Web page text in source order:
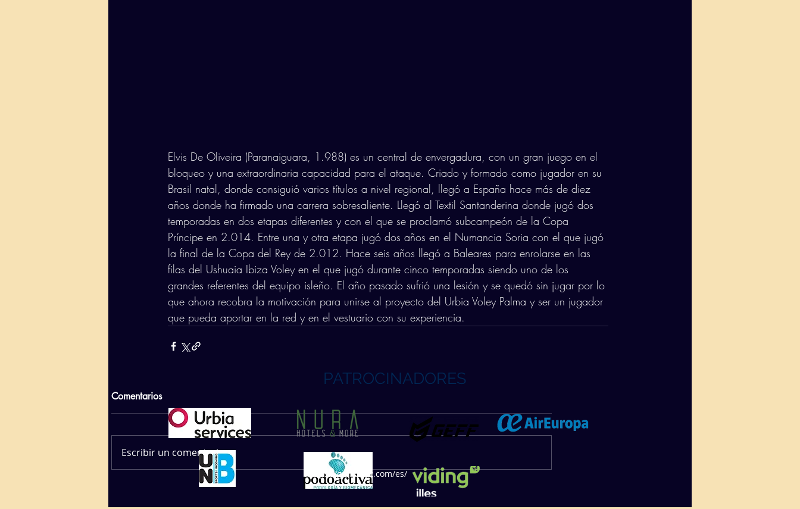
Elvis De Oliveira (Paranaiguara, 1.988) es un central de envergadura, con un gran juego en el
bloqueo y una extraordinaria capacidad para el ataque. Criado y formado como jugador en su
Brasil natal, donde consiguió varios títulos a nivel regional, llegó a España hace más de diez
años donde ha firmado una carrera sobresaliente. Llegó al Textil Santanderina donde jugó dos
temporadas en dos etapas diferentes y con el que se proclamó subcampeón de la Copa
Príncipe en 2.014. Entre una y otra etapa jugó dos años en el Numancia Soria con el que jugó
la final de la Copa del Rey de 2.012. Hace seis años llegó a Baleares para enrolarse en las
filas del Ushuaia Ibiza Voley en el que jugó durante cinco temporadas siendo uno de los
grandes referentes del equipo isleño. El año pasado sufrió una lesión y se quedó sin jugar por lo
que ahora recobra la motivación para unirse al proyecto del Urbia Voley Palma y ser un jugador
que pueda aportar en la red y en el vestuario con su experiencia.
Comentarios
Escribir un comentario...
PATROCINADORES
https://geffsport.com/es/